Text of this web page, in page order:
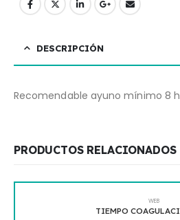
DESCRIPCIÓN
Recomendable ayuno mínimo 8
PRODUCTOS RELACIONADOS
WEB
TIEMPO